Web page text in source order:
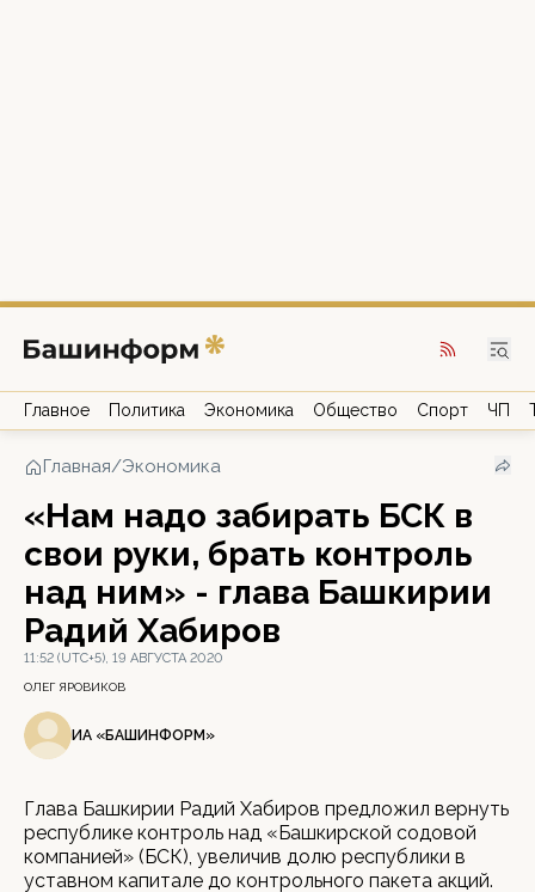
Главное Политика Экономика Общество Спорт ЧП
Главная/Экономика
«Нам надо забирать БСК в
свои руки, брать контроль
над ним» - глава Башкирии
Радий Хабиров
11:52 (UTC+5), 19 АВГУСТА 2020
ОЛЕГ ЯРОВИКОВ
ИА «БАШИНФОРМ»
Глава Башкирии Радий Хабиров предложил вернуть
республике контроль над «Башкирской содовой
компанией» (БСК), увеличив долю республики в
уставном капитале до контрольного пакета акций.